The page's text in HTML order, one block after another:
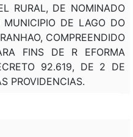
RURAL, DE NOMINADO
DE LAGO DO
COMPREENDIDO
FINS DE R EFORMA
92.619, DE 2 DE
PROVIDENCIAS.